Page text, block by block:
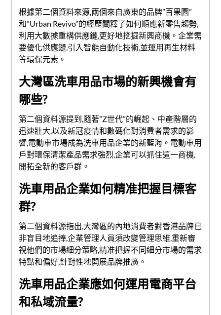
根據第二個資料來源,兩個來自廣東的品牌”百果園”
和”Urban Revivo”的經歷闡釋了如何順應新零售趨勢,
利用大數據重構供應鏈,更好地挖掘新興商機。企業需
要優化供應鏈,引入智能自動化技術,並運用再生材料
等環保元素。
大灣區洗車用品市場的新興機會有
哪些?
第二個資料源提到,隨著”Z世代”的崛起、中產階層的
迅速壯大,以及新冠疫情和數碼化對消費者需求的影
響,電動車市場成為洗車用品企業的新藍海。電動車用
戶對環保清潔產品需求強烈,企業可以抓住這一商機,
開拓全新的客戶群。
洗車用品企業如何精准把握目標客
群?
第二個資料源指出,大灣區的內地消費者對香港品牌已
非盲目地追捧,企業管理人員須改變管理思維,重新審
視他們的市場細分策略,精准把握不同細分市場的需求
特點和偏好,針對性地開展品牌推廣。
洗車用品企業應如何運用電商平台
和私域流量?